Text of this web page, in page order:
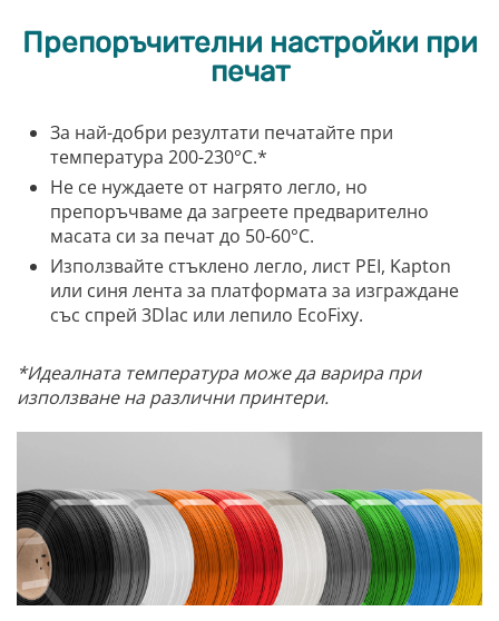
Препоръчителни настройки при
печат
За най-добри резултати печатайте при
температура 200-230°C.*
Не се нуждаете от нагрято легло, но
препоръчваме да загреете предварително
масата си за печат до 50-60°C.
Използвайте стъклено легло, лист PEI, Kapton
или синя лента за платформата за изграждане
със спрей 3Dlac или лепило EcoFixy.
*Идеалната температура може да варира при
използване на различни принтери.